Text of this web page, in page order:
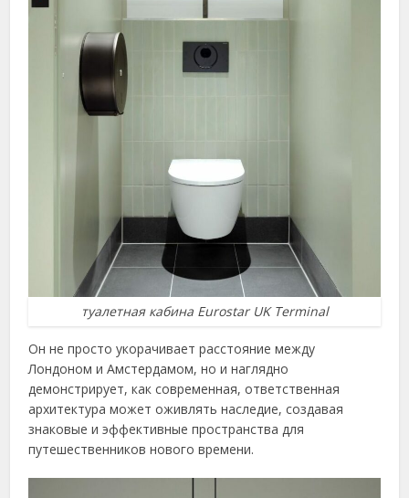
туалетная кабина Eurostar UK Terminal
Он не просто укорачивает расстояние между
Лондоном и Амстердамом, но и наглядно
демонстрирует, как современная, ответственная
архитектура может оживлять наследие, создавая
знаковые и эффективные пространства для
путешественников нового времени.